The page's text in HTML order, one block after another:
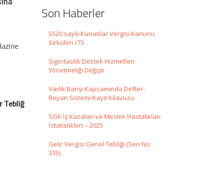
Tebliğ
Son Haberler
5520 sayılı Kurumlar Vergisi Kanunu
Sirküleri /73
Sigortacılık Destek Hizmetleri
Yönetmeliği Değişti
Varlık Barışı Kapsamında Defter-
Beyan Sistemi Kayıt Kılavuzu
SGK İş Kazaları ve Meslek Hastalıkları
İstatistikleri – 2025
Gelir Vergisi Genel Tebliği (Seri No:
335)